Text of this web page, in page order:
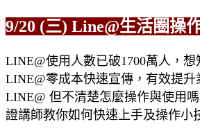
9/20 (三) Line@生活圈操
LINE@使用人數已破1700萬人，想
LINE@零成本快速宣傳，有效提
LINE@ 但不清楚怎麼操作與使用
證講師教你如何快速上手及操作小